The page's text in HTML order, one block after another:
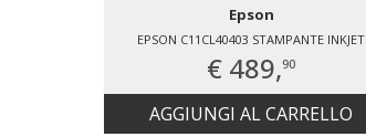
Epson
EPSON C11CL40403 STAMPANTE INKJET
€ 489,90
AGGIUNGI AL CARRELLO